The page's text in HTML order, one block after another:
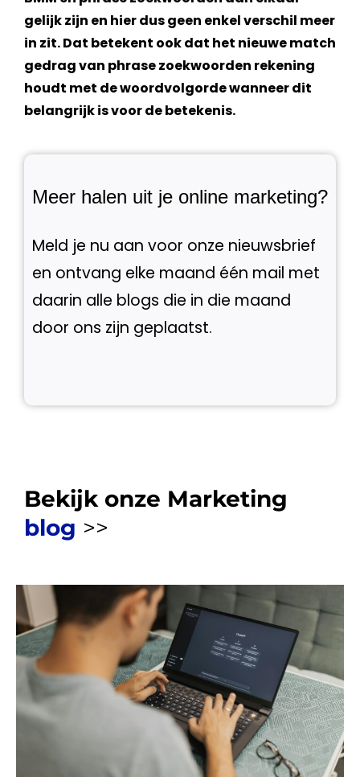
gelijk zijn en hier dus geen enkel verschil meer
in zit. Dat betekent ook dat het nieuwe match
gedrag van phrasezoekwoorden rekening
houdt met de woordvolgorde wanneer dit
belangrijk is voor de betekenis.
Meer halen uit je online marketing?
Meld je nu aan voor onze nieuwsbrief
en ontvang elke maand één mail met
daarin alle blogs die in die maand
door ons zijn geplaatst.
Bekijk onze Marketing
blog >>